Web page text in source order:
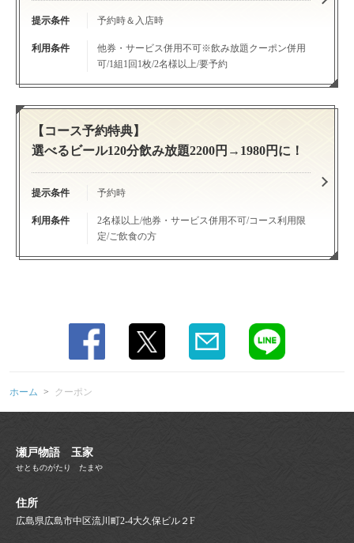
提示条件 予約時＆入店時
利用条件
他券・サービス併用不可※飲み放題クーポン併用
可/1組1回1枚/2名様以上/要予約
【コース予約特典】
選べるビール120分飲み放題2200円→1980円に！
提示条件 予約時
利用条件
2名様以上/他券・サービス併用不可/コース利用限
定/ご飲食の方
ホーム クーポン
瀬戸物語 玉家
せとものがたり たまや
住所
広島県広島市中区流川町2-4大久保ビル２F